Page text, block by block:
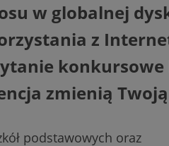
w globalnej
z
konkursowe
zmienią Twoją
podstawowych oraz